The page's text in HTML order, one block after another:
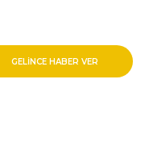
GELİNCE HABER VER